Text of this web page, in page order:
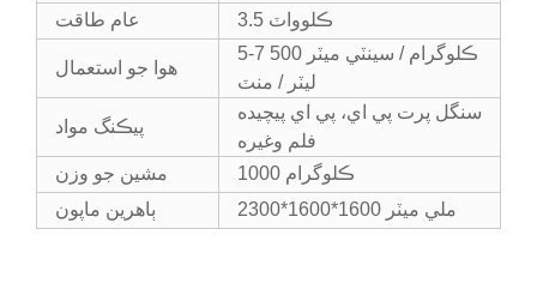
عام طاقت
3.5 ڪلوواٽ
هوا جو استعمال
5-7 ڪلوگرام / سينٽي ميٽر 500
ليٽر / منٽ
پيڪنگ مواد
سنگل پرت پي اي، پي اي پيچيده
فلم وغيره
مشين جو وزن
1000 ڪلوگرام
ٻاهرين ماپون
2300*1600*1600 ملي ميٽر